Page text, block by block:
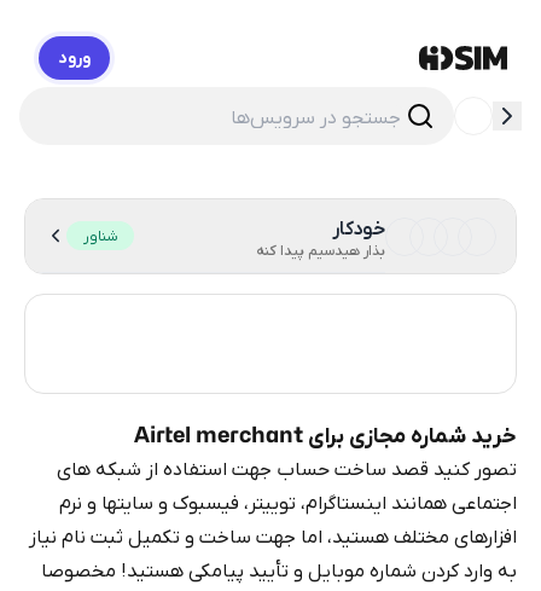
ورود
خودکار
بذار هیدسیم پیدا کنه
شناور
خرید شماره مجازی برای Airtel merchant
تصور کنید قصد ساخت حساب جهت استفاده از شبکه های
اجتماعی همانند اینستاگرام، توییتر، فیسبوک و سایتها و نرم
افزارهای مختلف هستید، اما جهت ساخت و تکمیل ثبت نام نیاز
به وارد کردن شماره موبایل و تأیید پیامکی هستید! مخصوصا